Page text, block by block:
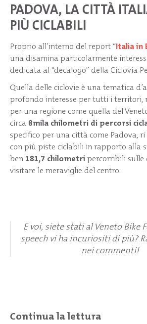
PADOVA, LA CITTÀ
PIÙ CICLABILI
Proprio all’interno del report “Italia in
una disamina particolarmente
dedicata al “decalogo” della Ciclovia
Quella delle ciclovie è una tematica
profondo interesse per tutti i territori,
per una regione come quella del
circa 8mila chilometri di percorsi
specifico per una città come Padova,
con più piste ciclabili in rapporto alla
ben 181,7 chilometripercorribili sulle
visitare le meraviglie del centro.
E voi, siete stati al Veneto Bike
speech vi ha incuriositi di più?
nei commenti!
Continua la lettura